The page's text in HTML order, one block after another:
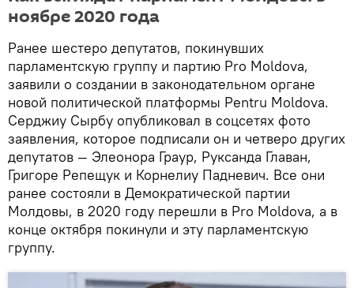
ноябре 2020 года
Ранее шестеро депутатов, покинувших
парламентскую группу и партию Pro Moldova,
заявили о создании в законодательном органе
новой политической платформы Pentru Moldova.
Серджиу Сырбу опубликовал в соцсетях фото
заявления, которое подписали он и четверо других
депутатов — Элеонора Граур, Руксанда Главан,
Григоре Репещук и Корнелиу Падневич. Все они
ранее состояли в Демократической партии
Молдовы, в 2020 году перешли в Pro Moldova, а в
конце октября покинули и эту парламентскую
группу.